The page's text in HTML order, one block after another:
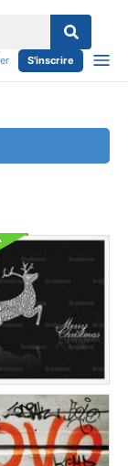
S'inscrire